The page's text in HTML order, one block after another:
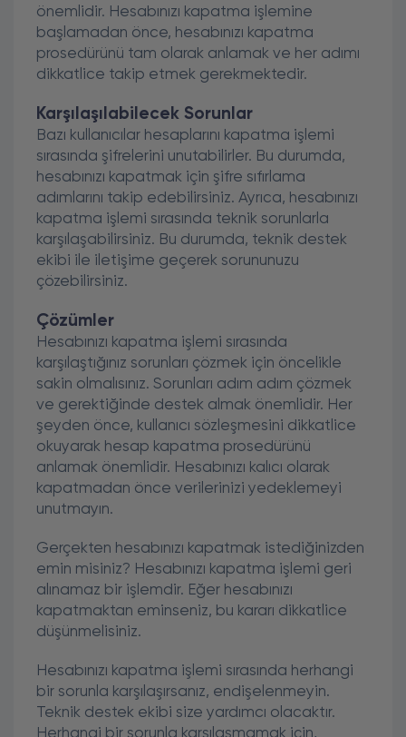
önemlidir. Hesabınızı kapatma işlemine
başlamadan önce, hesabınızı kapatma
prosedürünü tam olarak anlamak ve her adımı
dikkatlice takip etmek gerekmektedir.
Karşılaşılabilecek Sorunlar
Bazı kullanıcılar hesaplarını kapatma işlemi
sırasında şifrelerini unutabilirler. Bu durumda,
hesabınızı kapatmak için şifre sıfırlama
adımlarını takip edebilirsiniz. Ayrıca, hesabınızı
kapatma işlemi sırasında teknik sorunlarla
karşılaşabilirsiniz. Bu durumda, teknik destek
ekibi ile iletişime geçerek sorununuzu
çözebilirsiniz.
Çözümler
Hesabınızı kapatma işlemi sırasında
karşılaştığınız sorunları çözmek için öncelikle
sakin olmalısınız. Sorunları adım adım çözmek
ve gerektiğinde destek almak önemlidir. Her
şeyden önce, kullanıcı sözleşmesini dikkatlice
okuyarak hesap kapatma prosedürünü
anlamak önemlidir. Hesabınızı kalıcı olarak
kapatmadan önce verilerinizi yedeklemeyi
unutmayın.
Gerçekten hesabınızı kapatmak istediğinizden
emin misiniz? Hesabınızı kapatma işlemi geri
alınamaz bir işlemdir. Eğer hesabınızı
kapatmaktan eminseniz, bu kararı dikkatlice
düşünmelisiniz.
Hesabınızı kapatma işlemi sırasında herhangi
bir sorunla karşılaşırsanız, endişelenmeyin.
Teknik destek ekibi size yardımcı olacaktır.
Herhangi bir sorunla karşılaşmamak için,